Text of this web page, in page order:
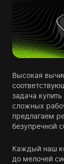
Высокая
задача
сложных
предлагаем
безупречной
Каждый наш
до мелочей